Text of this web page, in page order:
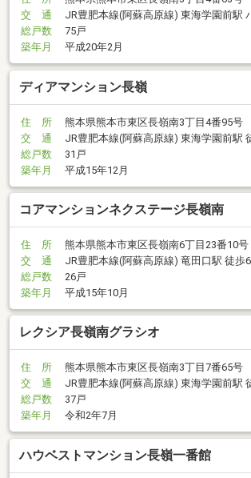
交 通
JR豊肥本線(阿蘇高原線) 東海学園前駅
総戸数
75戸
築年月
平成20年2月
ディアマンション長嶺
住 所
熊本県熊本市東区長嶺南3丁目4番95号
交 通
JR豊肥本線(阿蘇高原線) 東海学園前駅
総戸数
31戸
築年月
平成15年12月
コアマンションネクステージ長嶺南
住 所
熊本県熊本市東区長嶺南6丁目23番10号
交 通
JR豊肥本線(阿蘇高原線) 竜田口駅 徒歩
総戸数
26戸
築年月
平成15年10月
レクシア長嶺南グラシオ
住 所
熊本県熊本市東区長嶺南3丁目7番65号
交 通
JR豊肥本線(阿蘇高原線) 東海学園前駅
総戸数
37戸
築年月
令和2年7月
ハウベストマンション長嶺一番館